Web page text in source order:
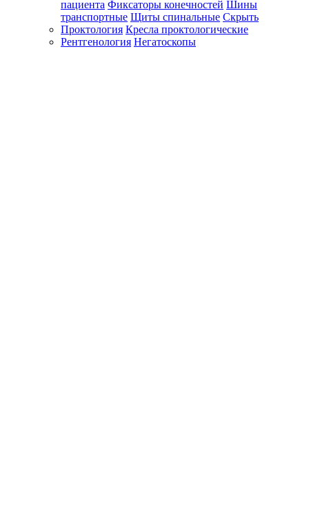
пациента Фиксаторы конечностей Шины
транспортные Щиты спинальные Скрыть
Проктология Кресла проктологические
Рентгенология Негатоскопы